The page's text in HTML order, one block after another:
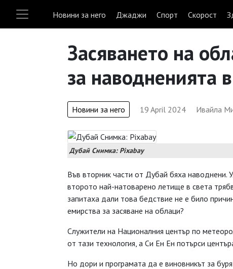
Новини за него Джаджи Спорт Скорост
Засяването на
за наводненията
Новини за него 19 April 2024 Ивайла
Дубай Снимка: Pixabay
Във вторник части от Дубай бяха наводнени.
второто най-натоварено летище в света
запитаха дали това бедствие не е било
емирства за засяване на облаци?
Служители на Националния център по
от тази технология, а Си Ен Ен потърси
Но дори и програмата да е виновникът за